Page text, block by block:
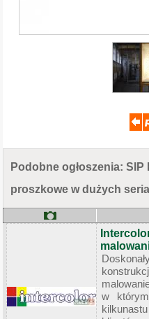
Podobne ogłoszenia:
proszkowe w dużych
w